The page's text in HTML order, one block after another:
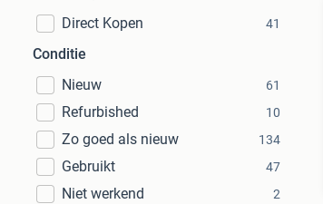
Direct Kopen
41
Conditie
Nieuw
61
Refurbished 10
Zo goed als nieuw 134
Gebruikt 47
Niet werkend 2